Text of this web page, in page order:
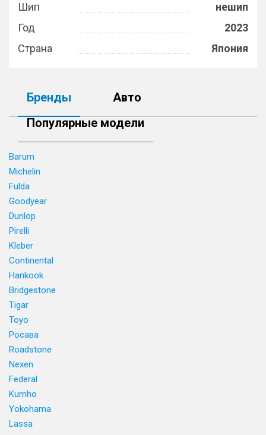
Шип
нешип
Год
2023
Страна
Япония
Бренды
Авто
Популярные модели
Barum
Michelin
Fulda
Goodyear
Dunlop
Pirelli
Kleber
Continental
Hankook
Bridgestone
Tigar
Toyo
Росава
Roadstone
Nexen
Federal
Kumho
Yokohama
Lassa